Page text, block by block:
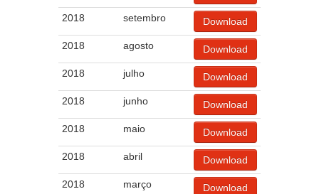
2018 setembro Download
2018 agosto Download
2018 julho Download
2018 junho Download
2018 maio Download
2018 abril Download
2018 março Download